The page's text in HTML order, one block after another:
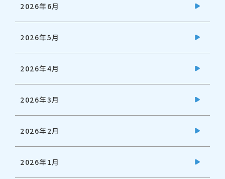
2026年6月
2026年5月
2026年4月
2026年3月
2026年2月
2026年1月